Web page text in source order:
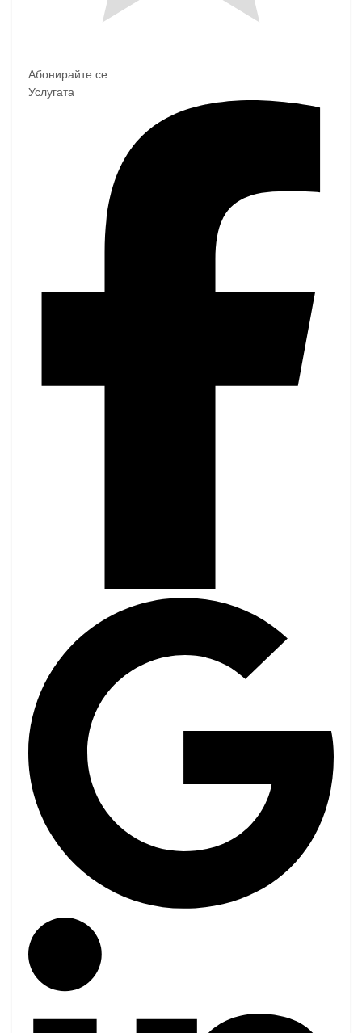
Абонирайте се
Услугата